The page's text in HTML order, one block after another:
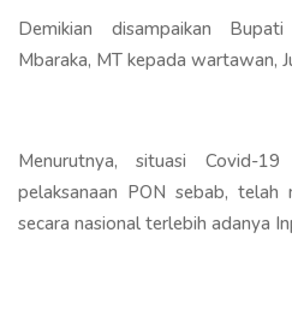
Demikian disampaikan
Mbaraka, MT kepada wartawan,
Menurutnya, situasi Covid-
pelaksanaan PON sebab, telah
secara nasional terlebih adanya